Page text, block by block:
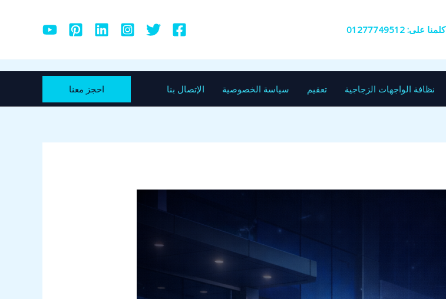
كلمنا على: 01277749512
نظافة الواجهات الزجاجية تعقيم سياسة الخصوصية الإتصال بنا احجز معنا